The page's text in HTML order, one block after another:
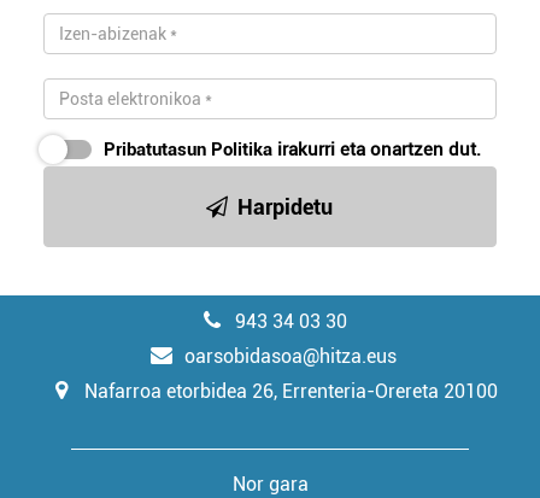
Pribatutasun Politika irakurri eta onartzen dut.
Harpidetu
943 34 03 30
oarsobidasoa@hitza.eus
Nafarroa etorbidea 26, Errenteria-Orereta 20100
Nor gara